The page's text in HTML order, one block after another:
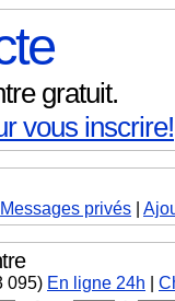
gratuit.
vous inscrire!
Messages privés
095) En ligne 24h